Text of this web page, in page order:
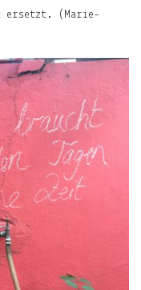
ersetzt. (Marie-